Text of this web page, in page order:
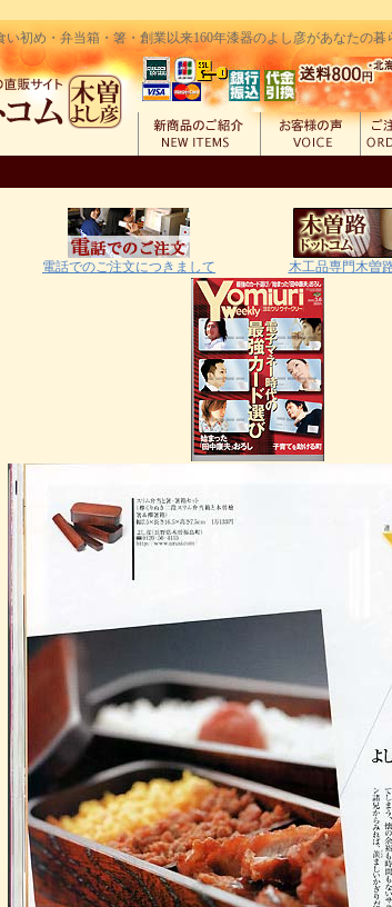
い初め・弁当箱・箸・創業以来160年漆器のよし彦があなたの
電話でのご注文につきまして 木工品専門木曽